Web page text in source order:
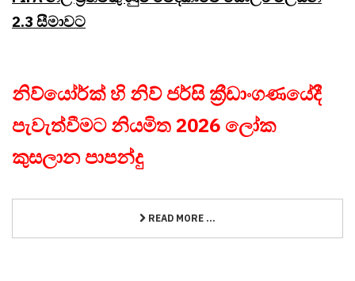
2.3 සීමාවට
නිව්යෝර්ක් හි නිව් ජර්සි ක්‍රීඩාංගණයේදී
පැවැත්වීමට නියමිත 2026 ලෝක
කුසලාන පාපන්දු
READ MORE ...